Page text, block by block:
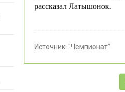
рассказал Латышонок.
Источник: "Чемпионат"